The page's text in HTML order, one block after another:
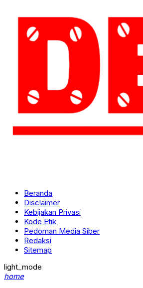
Beranda
Disclaimer
Kebijakan Privasi
Kode Etik
Pedoman Media Siber
Redaksi
Sitemap
light_mode
home